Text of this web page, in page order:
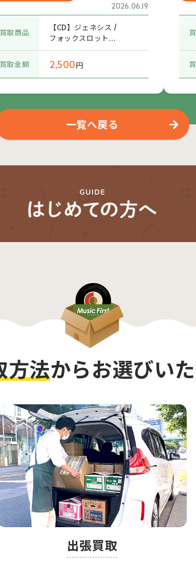
2026.06.19
買取商品
【CD】ジェネシス /
フォックスロット
(TOGP-15022)
SACD+DVD Audio/帯付
買取金額 2,500円
一覧へ戻る
方法からお選びい
出張買取